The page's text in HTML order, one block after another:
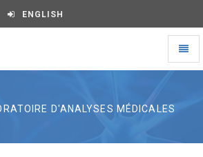
ENGLISH
D'ANALYSES MÉDICALES